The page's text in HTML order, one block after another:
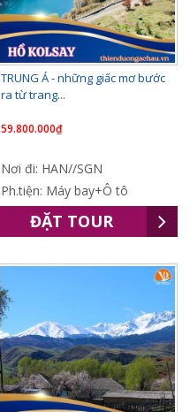
TRUNG Á - những giấc mơ bước
ra từ trang...
59.800.000₫
Nơi đi: HAN//SGN
Ph.tiện: Máy bay+Ô tô
ĐẶT TOUR